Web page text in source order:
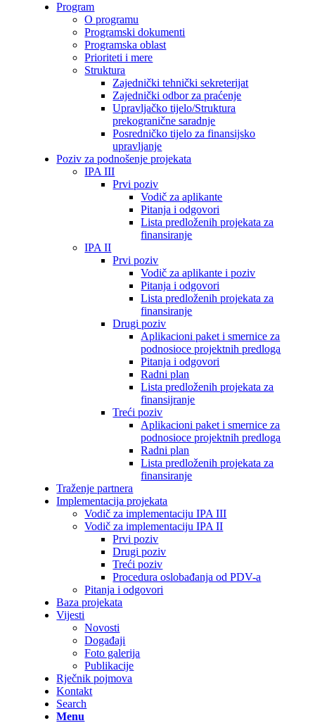
Program
O programu
Programski dokumenti
Programska oblast
Prioriteti i mere
Struktura
Zajednički tehnički sekreterijat
Zajednički odbor za praćenje
Upravljačko tijelo/Struktura
prekogranične saradnje
Posredničko tijelo za finansijsko
upravljanje
Poziv za podnošenje projekata
IPA III
Prvi poziv
Vodič za aplikante
Pitanja i odgovori
Lista predloženih projekata za
finansiranje
IPA II
Prvi poziv
Vodič za aplikante i poziv
Pitanja i odgovori
Lista predloženih projekata za
finansiranje
Drugi poziv
Aplikacioni paket i smernice za
podnosioce projektnih predloga
Pitanja i odgovori
Radni plan
Lista predloženih projekata za
finansijranje
Treći poziv
Aplikacioni paket i smernice za
podnosioce projektnih predloga
Radni plan
Lista predloženih projekata za
finansiranje
Traženje partnera
Implementacija projekata
Vodič za implementaciju IPA III
Vodič za implementaciju IPA II
Prvi poziv
Drugi poziv
Treći poziv
Procedura oslobađanja od PDV-a
Pitanja i odgovori
Baza projekata
Vijesti
Novosti
Događaji
Foto galerija
Publikacije
Rječnik pojmova
Kontakt
Search
Menu